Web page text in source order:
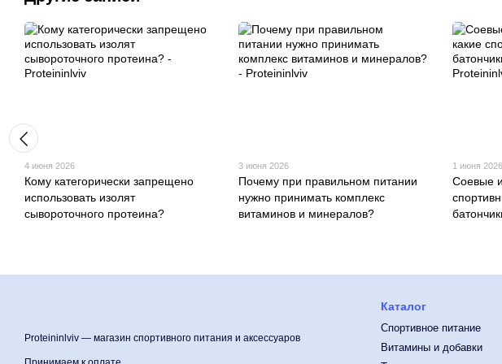
4 июня 2026
Кому категорически запрещено
использовать изолят
сывороточного протеина?
3 июня 2026
Почему при правильном питании
нужно принимать комплекс
витаминов и минералов?
1 июня 2026
Соевые
Proteininlviv — магазин спортивного питания и аксессуаров
Каталог
Спортивное питание
Витамины и добавки